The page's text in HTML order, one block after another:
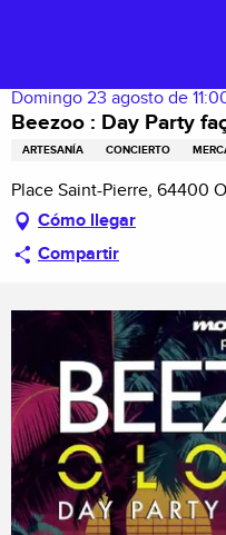
principal
Domingo 23 agosto de
Beezoo : Day Party
ARTESANÍA CONCIERTO
Place Saint-Pierre, 64400
Cómo llegar
Compartir